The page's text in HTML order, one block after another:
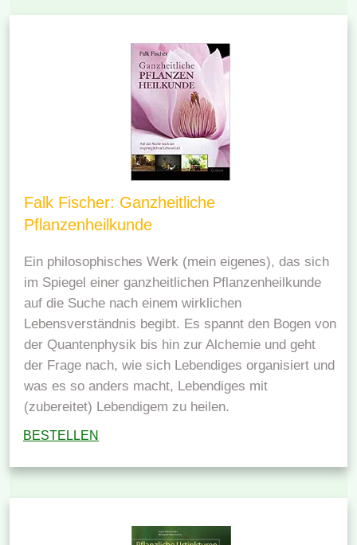
Falk Fischer: Ganzheitliche
Pflanzenheilkunde
Ein philosophisches Werk (mein eigenes), das sich
im Spiegel einer ganzheitlichen Pflanzenheilkunde
auf die Suche nach einem wirklichen
Lebensverständnis begibt. Es spannt den Bogen von
der Quantenphysik bis hin zur Alchemie und geht
der Frage nach, wie sich Lebendiges organisiert und
was es so anders macht, Lebendiges mit
(zubereitet) Lebendigem zu heilen.
BESTELLEN